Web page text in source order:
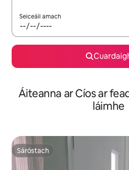
Seiceáil amach
Áiteanna ar Cíos ar
láimhe
Sáróstach
Sáróstach